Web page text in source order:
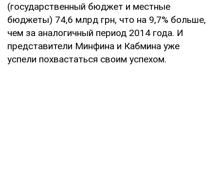
(государственный бюджет и местные
бюджеты) 74,6 млрд грн, что на 9,7% больше,
чем за аналогичный период 2014 года. И
представители Минфина и Кабмина уже
успели похвастаться своим успехом.